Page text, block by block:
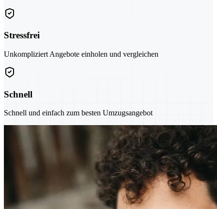
Stressfrei
Unkompliziert Angebote einholen und vergleichen
Schnell
Schnell und einfach zum besten Umzugsangebot